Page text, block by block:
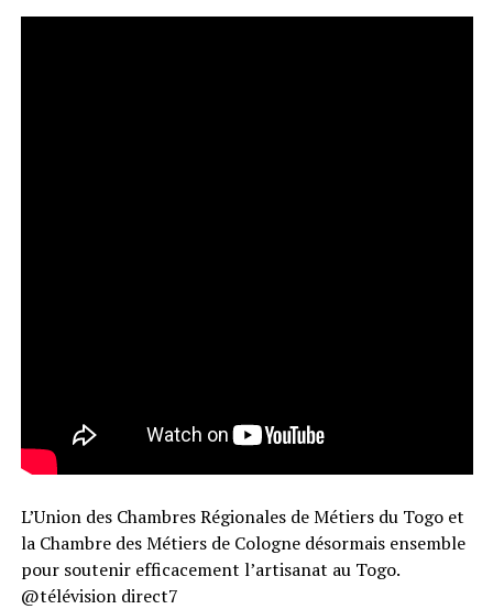
L’Union des Chambres Régionales de Métiers du Togo et
la Chambre des Métiers de Cologne désormais ensemble
pour soutenir efficacement l’artisanat au Togo.
@télévision direct7